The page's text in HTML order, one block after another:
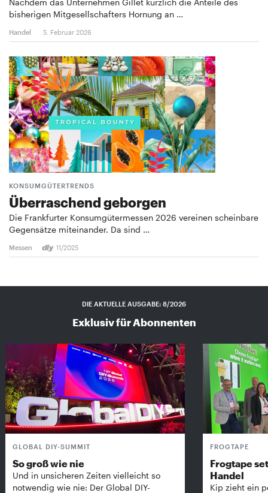
bisherigen Mitgesellschafters Hornung an …
Handel 5. Februar 2026
KONSUMGÜTERTRENDS
Überraschend geborgen
Die Frankfurter Konsumgütermessen 2026 vereinen scheinbare
Gegensätze miteinander. Da sind …
Messen 11/2025
DIE AKTUELLE AUSGABE: 8/2026
Exklusiv für Abonnenten
GLOBAL DIY-SUMMIT
So groß wie nie
Und in unsicheren Zeiten vielleicht so
notwendig wie nie: Der Global DIY-
FROGTAPE
Frogtape
Handel
Kip zieht ein